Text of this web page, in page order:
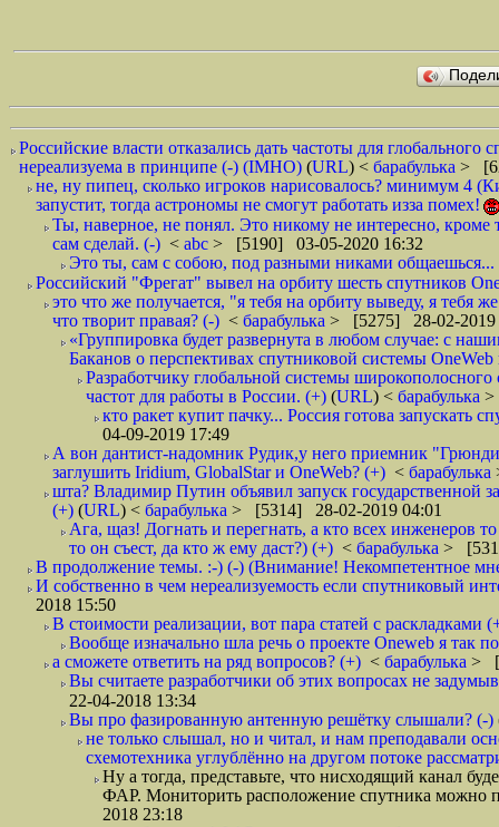
Российские власти отказались дать частоты для
нереализуема в принципе (-) (IMHO) (URL) < барабулька >
не, ну пипец, сколько игроков нарисовалось? минимум
запустит, тогда астрономы не смогут работать изза помех!
Ты, наверное, не понял. Это никому не интересно, кроме
сам сделай. (-) < abc > [5190] 03-05-2020 16:32
Это ты, сам с собою, под разными никами общаешься...
Российский "Фрегат" вывел на орбиту шесть спутников
это что же получается, "я тебя на орбиту выведу, я тебя
что творит правая? (-) < барабулька > [5275] 28-02-2019
«Группировка будет развернута в любом случае: с
Баканов о перспективах спутниковой системы
Разработчику глобальной системы
частот для работы в России. (+) (URL) < барабулька >
кто ракет купит пачку... Россия готова запускать
04-09-2019 17:49
А вон дантист-надомник Рудик,у него приемник
заглушить Iridium, GlobalStar и OneWeb? (+) < барабулька
шта? Владимир Путин объявил запуск
(+) (URL) < барабулька > [5314] 28-02-2019 04:01
Ага, щаз! Догнать и перегнать, а кто всех инженеров
то он съест, да кто ж ему даст?) (+) < барабулька >
В продолжение темы. :-) (-) (Внимание! Некомпетентное
И собственно в чем нереализуемость если спутниковый
2018 15:50
В стоимости реализации, вот пара статей с раскладками
Вообще изначально шла речь о проекте Oneweb я так
а сможете ответить на ряд вопросов? (+) < барабулька >
Вы считаете разработчики об этих вопросах не
22-04-2018 13:34
Вы про фазированную антенную решётку слышали? (-)
не только слышал, но и читал, и нам преподавали
схемотехника углублённо на другом потоке
Ну а тогда, представьте, что нисходящий канал
ФАР. Мониторить расположение спутника можно
2018 23:18